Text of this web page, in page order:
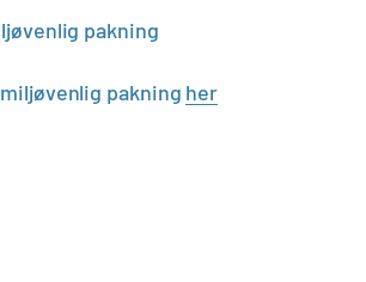
pakning
pakning her